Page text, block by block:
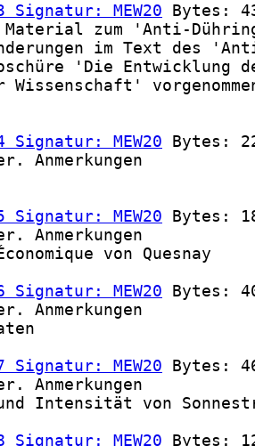
Signatur: MEW20 Bytes:
zum 'Anti-
im Text des
'Die Entwicklung
Wissenschaft'
Signatur: MEW20 Bytes:
Anmerkungen
Signatur: MEW20 Bytes:
Anmerkungen
von Quesnay
Signatur: MEW20 Bytes:
Anmerkungen
Signatur: MEW20 Bytes:
Anmerkungen
Intensität von
Signatur: MEW20 Bytes: